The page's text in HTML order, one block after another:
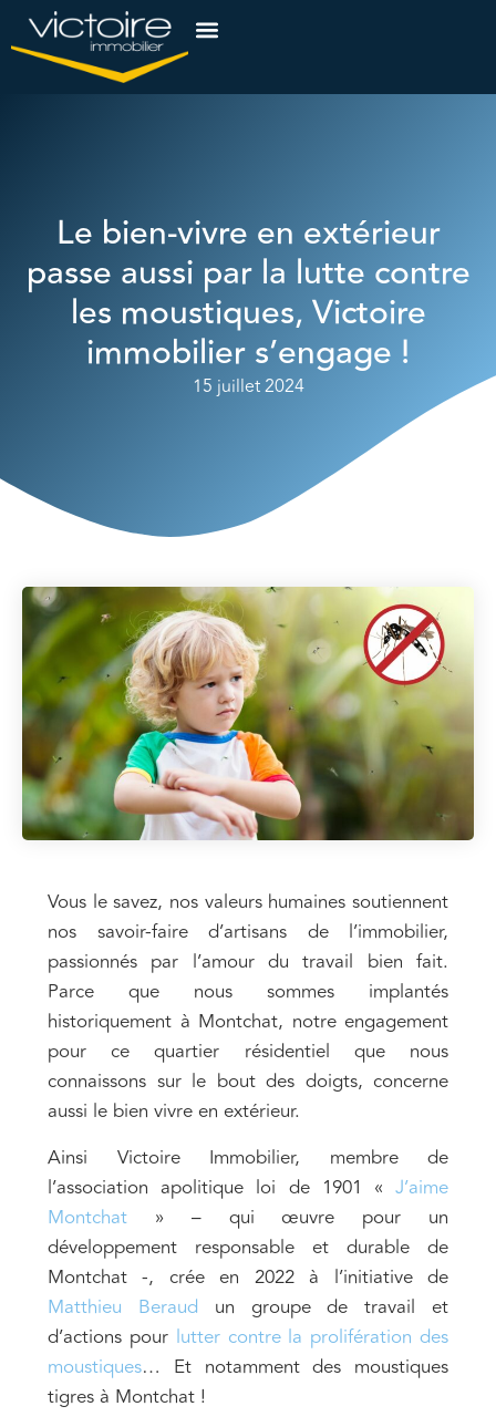
Le bien-vivre en extérieur
passe aussi par la lutte contre
les moustiques, Victoire
immobilier s’engage !
15 juillet 2024
Vous le savez, nos valeurs humaines soutiennent
nos savoir-faire d’artisans de l’immobilier,
passionnés par l’amour du travail bien fait.
Parce que nous sommes implantés
historiquement à Montchat, notre engagement
pour ce quartier résidentiel que nous
connaissons sur le bout des doigts, concerne
aussi le bien vivre en extérieur.
Ainsi Victoire Immobilier, membre de
l’association apolitique loi de 1901 « J’aime
Montchat » – qui œuvre pour un
développement responsable et durable de
Montchat -, crée en 2022 à l’initiative de
Matthieu Beraud un groupe de travail et
d’actions pour lutter contre la prolifération des
moustiques… Et notamment des moustiques
tigres à Montchat !